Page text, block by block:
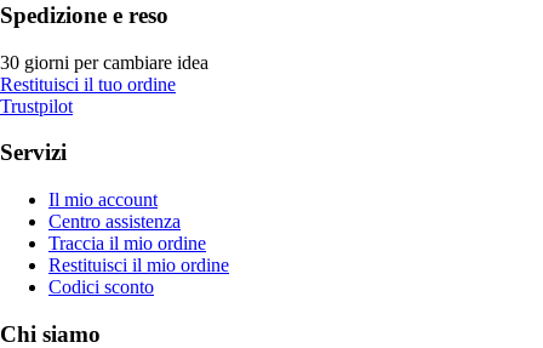
Spedizione e reso
30 giorni per cambiare idea
Restituisci il tuo ordine
Trustpilot
Servizi
Il mio account
Centro assistenza
Traccia il mio ordine
Restituisci il mio ordine
Codici sconto
Chi siamo